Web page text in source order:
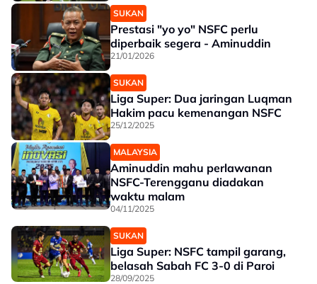
SUKAN
Prestasi "yo yo" NSFC perlu
diperbaik segera - Aminuddin
21/01/2026
SUKAN
Liga Super: Dua jaringan Luqman
Hakim pacu kemenangan NSFC
25/12/2025
MALAYSIA
Aminuddin mahu perlawanan
NSFC-Terengganu diadakan
waktu malam
04/11/2025
SUKAN
Liga Super: NSFC tampil garang,
belasah Sabah FC 3-0 di Paroi
28/09/2025